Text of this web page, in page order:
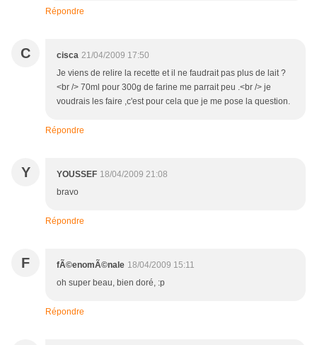
Répondre
C cisca 21/04/2009 17:50
Je viens de relire la recette et il ne faudrait pas plus de lait ?
<br /> 70ml pour 300g de farine me parrait peu .<br /> je
voudrais les faire ,c'est pour cela que je me pose la question.
Répondre
Y YOUSSEF 18/04/2009 21:08
bravo
Répondre
F fÃ©enomÃ©nale 18/04/2009 15:11
oh super beau, bien doré, :p
Répondre